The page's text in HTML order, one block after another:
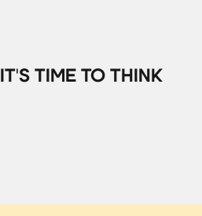
IT'S TIME TO THINK